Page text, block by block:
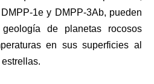
1e y DMPP-3Ab, pueden
de planetas rocosos
en sus superficies al